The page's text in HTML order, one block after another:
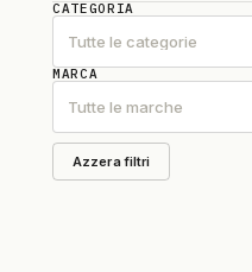
CATEGORIA
Tutte le categorie
MARCA
Tutte le marche
Azzera filtri